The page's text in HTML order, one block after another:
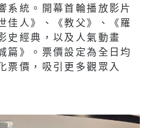
系統。開幕首輪播放影片
佳人》、《教父》、《羅
史經典，以及人氣動畫
篇》。票價設定為全日均
票價，吸引更多觀眾入